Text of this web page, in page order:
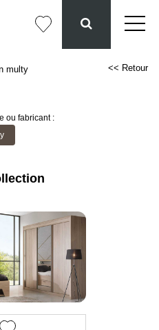
multy << Retour
ou fabricant :